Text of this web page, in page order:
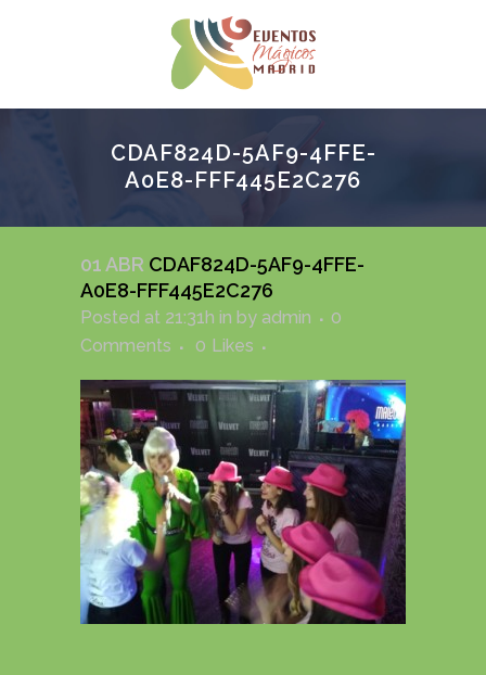
CDAF824D-5AF9-4FFE-
A0E8-FFF445E2C276
01 ABR CDAF824D-5AF9-4FFE-
A0E8-FFF445E2C276
Posted at 21:31h in by admin
0
Comments
0 Likes